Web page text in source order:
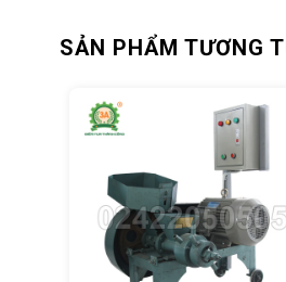
Những khó khăn
Đối với các trang trại
rộng quy mô sản xuất.
●Sử dụng cám viên công
●Hiện nay cám viên công
SẢN PHẨM TƯƠNG